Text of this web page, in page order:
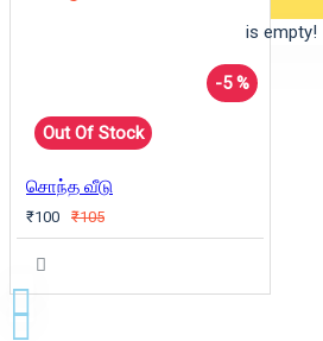
Your shopping cart is empty!
-5 %
Out Of Stock
சொந்த வீடு
₹100 ₹105